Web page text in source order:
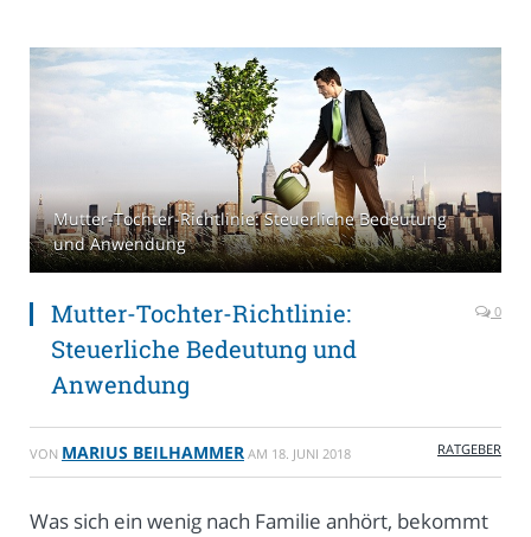
Mutter-Tochter-Richtlinie: Steuerliche Bedeutung
und Anwendung
Mutter-Tochter-Richtlinie:
Steuerliche Bedeutung und
Anwendung
0
VON MARIUS BEILHAMMER AM 18. JUNI 2018 RATGEBER
Was sich ein wenig nach Familie anhört, bekommt